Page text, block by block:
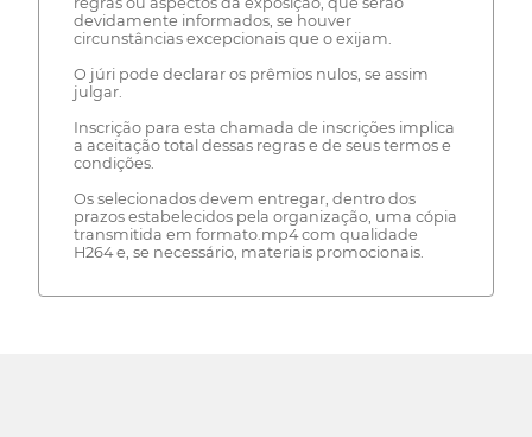
devidamente informados, se houver
circunstâncias excepcionais que o exijam.
O júri pode declarar os prêmios nulos, se assim
julgar.
Inscrição para esta chamada de inscrições implica
a aceitação total dessas regras e de seus termos e
condições.
Os selecionados devem entregar, dentro dos
prazos estabelecidos pela organização, uma cópia
transmitida em formato.mp4 com qualidade
H264 e, se necessário, materiais promocionais.